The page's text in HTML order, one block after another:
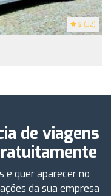
5 (32)
de viagens
e quer aparecer no
da sua empresa